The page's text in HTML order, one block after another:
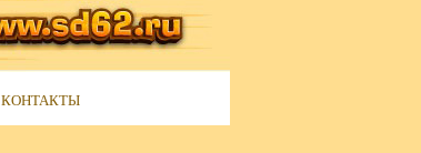
КОНТАКТЫ